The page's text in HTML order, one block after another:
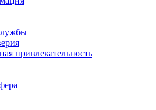
привлекательность